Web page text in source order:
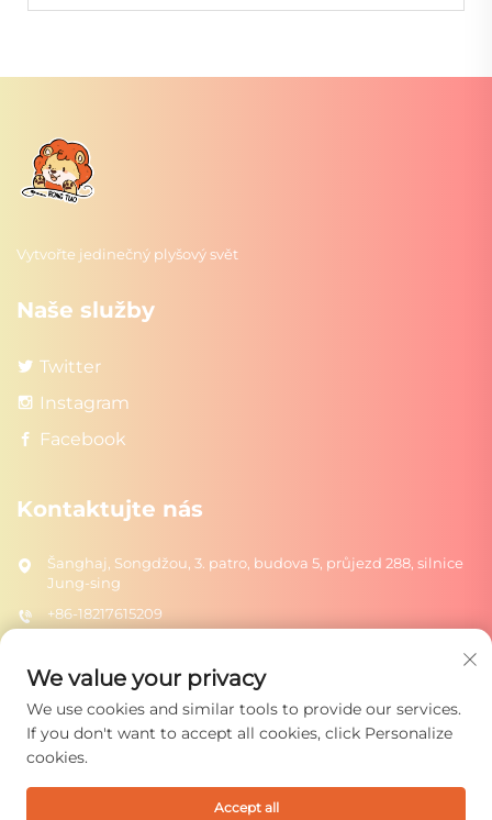
Vytvořte jedinečný plyšový svět
Naše služby
Twitter
Instagram
Facebook
Kontaktujte nás
Šanghaj, Songdžou, 3. patro, budova 5, průjezd 288, silnice
Jung-sing
+86-18217615209
Odeslat
We value your privacy
We use cookies and similar tools to provide our services.
If you don't want to accept all cookies, click Personalize
cookies.
Accept all